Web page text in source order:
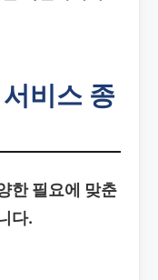
비스 종
한 필요에 맞춘
다.